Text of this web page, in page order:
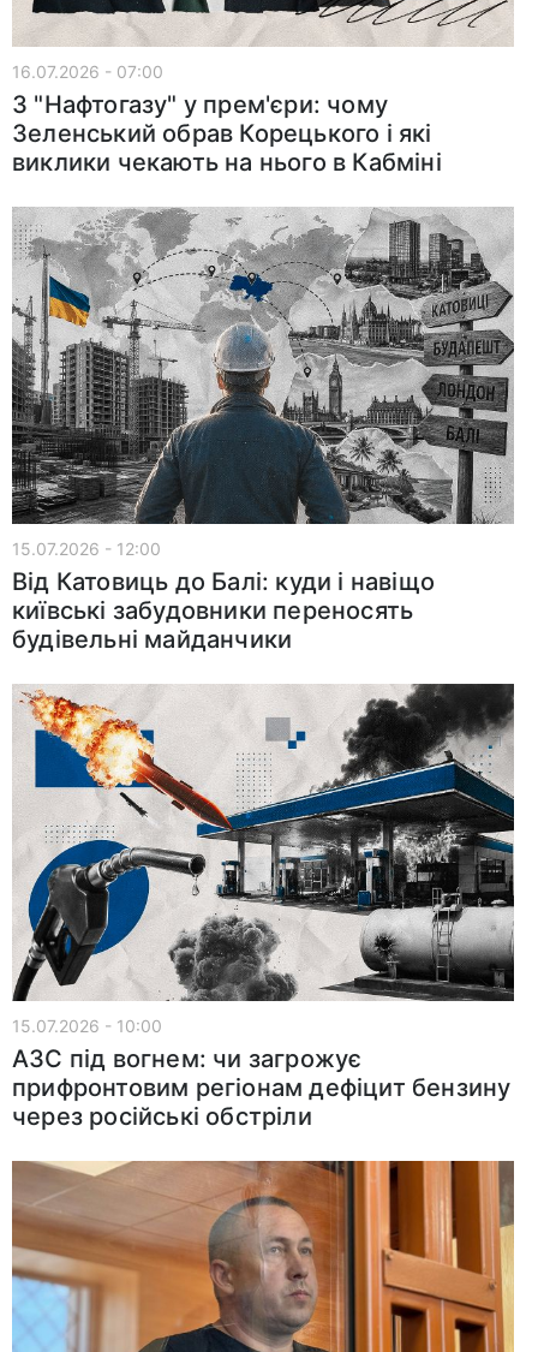
16.07.2026 - 07:00
З "Нафтогазу" у прем'єри: чому
Зеленський обрав Корецького і які
виклики чекають на нього в Кабміні
15.07.2026 - 12:00
Від Катовиць до Балі: куди і навіщо
київські забудовники переносять
будівельні майданчики
15.07.2026 - 10:00
АЗС під вогнем: чи загрожує
прифронтовим регіонам дефіцит бензину
через російські обстріли